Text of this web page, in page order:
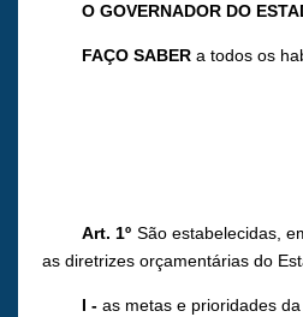
O GOVERNADOR DO
FAÇO SABER a todos os
Art. 1º São estabelecidas,
as diretrizes orçamentárias do
I -as metas e prioridades